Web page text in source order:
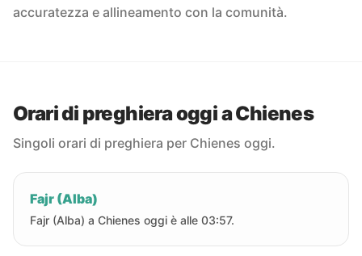
accuratezza e allineamento con la comunità.
Orari di preghiera oggi a Chienes
Singoli orari di preghiera per Chienes oggi.
Fajr (Alba)
Fajr (Alba) a Chienes oggi è alle 03:57.